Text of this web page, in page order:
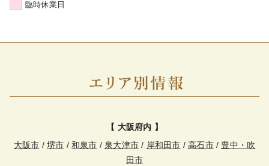
臨時休業日
【 大阪府内 】
大阪市 /堺市 /和泉市 / 泉大津市 / 岸和田市 /高石市/ 豊中・吹
田市